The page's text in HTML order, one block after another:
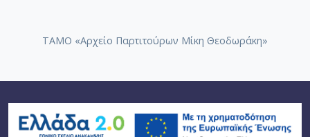
ΤΑΜΟ «Αρχείο Παρτιτούρων Μίκη Θεοδωράκη»